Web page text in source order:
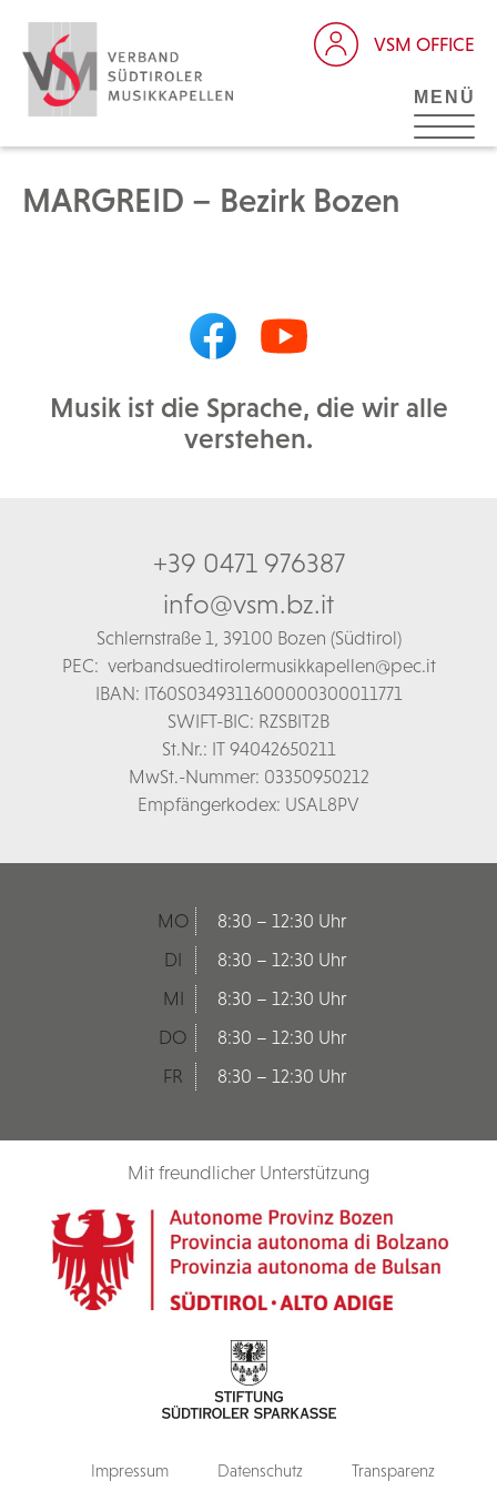
VSM OFFICE
MENÜ
MARGREID – Bezirk Bozen
Musik ist die Sprache, die wir alle
verstehen.
+39 0471 976387
info@vsm.bz.it
Schlernstraße 1, 39100 Bozen (Südtirol)
PEC: verbandsuedtirolermusikkapellen@pec.it
IBAN: IT60S0349311600000300011771
SWIFT-BIC: RZSBIT2B
St.Nr.: IT 94042650211
MwSt.-Nummer: 03350950212
Empfängerkodex: USAL8PV
MO
8:30 – 12:30 Uhr
DI
8:30 – 12:30 Uhr
MI
8:30 – 12:30 Uhr
DO
8:30 – 12:30 Uhr
FR
8:30 – 12:30 Uhr
Mit freundlicher Unterstützung
Impressum Datenschutz Transparenz